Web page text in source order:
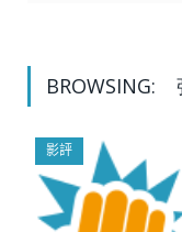
BROWSING:
影評